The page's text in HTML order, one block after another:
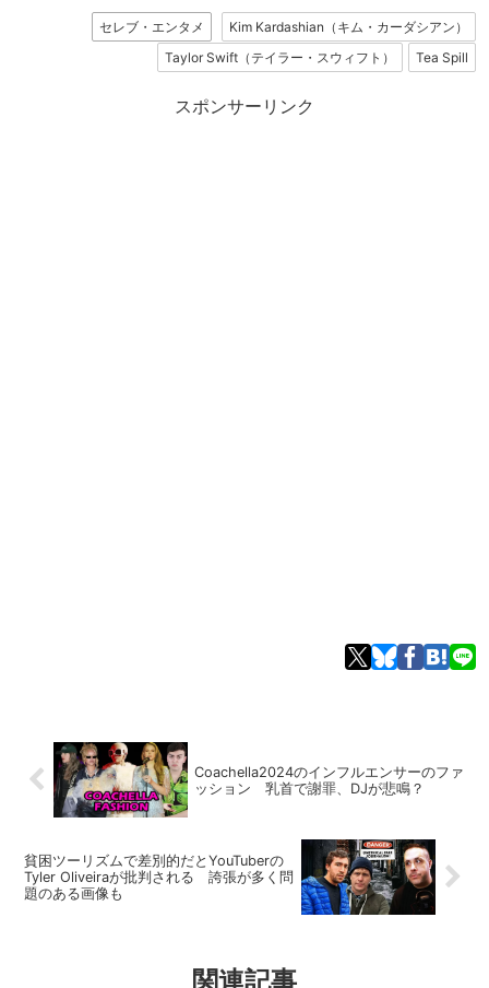
セレブ・エンタメ
Kim Kardashian（キム・カーダシアン）
Taylor Swift（テイラー・スウィフト）
Tea Spill
スポンサーリンク
Coachella2024のインフルエンサーのファ
ッション 乳首で謝罪、DJが悲鳴？
貧困ツーリズムで差別的だとYouTuberの
Tyler Oliveiraが批判される 誇張が多く問
題のある画像も
関連記事